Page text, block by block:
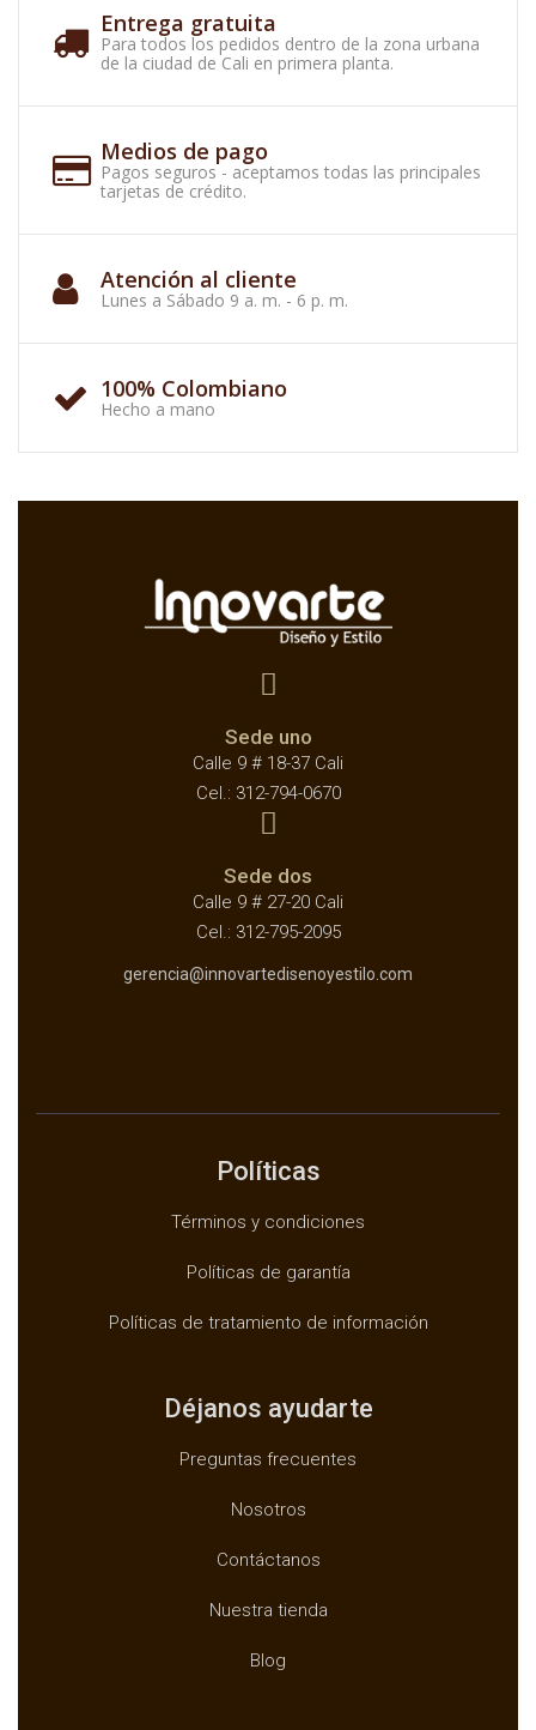
Entrega gratuita
Para todos los pedidos dentro de la zona urbana
de la ciudad de Cali en primera planta.
Medios de pago
Pagos seguros - aceptamos todas las principales
tarjetas de crédito.
Atención al cliente
Lunes a Sábado 9 a. m. - 6 p. m.
100% Colombiano
Hecho a mano
Sede uno
Calle 9 # 18-37 Cali
Cel.: 312-794-0670
Sede dos
Calle 9 # 27-20 Cali
Cel.: 312-795-2095
gerencia@innovartedisenoyestilo.com
Políticas
Términos y condiciones
Políticas de garantía
Políticas de tratamiento de información
Déjanos ayudarte
Preguntas frecuentes
Nosotros
Contáctanos
Nuestra tienda
Blog